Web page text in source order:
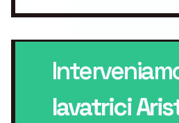
lavatrici